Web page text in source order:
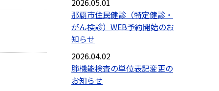
2026.05.01
那覇市住民健診（特定健診・
がん検診）WEB予約開始のお
知らせ
2026.04.02
肺機能検査の単位表記変更の
お知らせ